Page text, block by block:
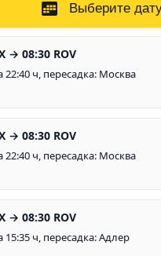
Выберите
→ 08:30 ROV
22:40 ч, пересадка: Москва
→ 08:30 ROV
22:40 ч, пересадка: Москва
→ 08:30 ROV
15:35 ч, пересадка: Адлер